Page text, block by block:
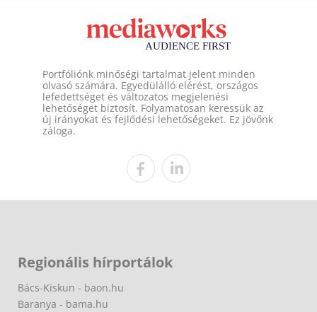
Portfóliónk minőségi tartalmat jelent minden
olvasó számára. Egyedülálló elérést, országos
lefedettséget és változatos megjelenési
lehetőséget biztosít. Folyamatosan keressük az
új irányokat és fejlődési lehetőségeket. Ez jövőnk
záloga.
Regionális hírportálok
Bács-Kiskun - baon.hu
Baranya - bama.hu